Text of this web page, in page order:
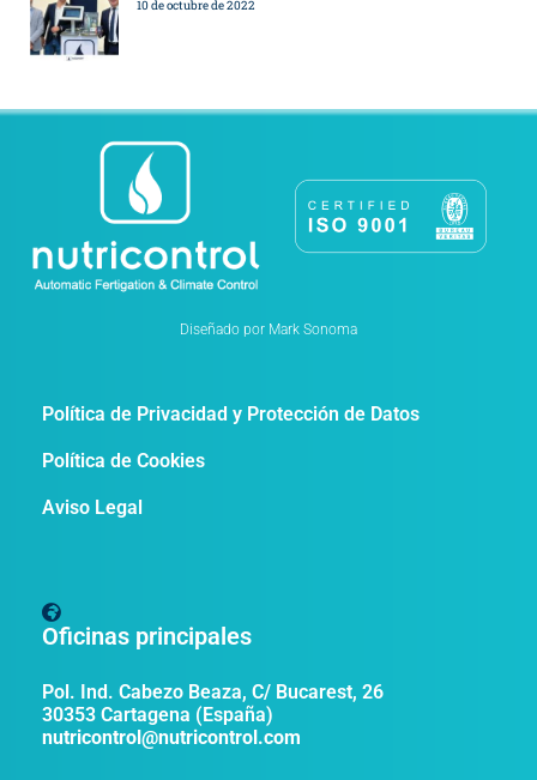
10 de octubre de 2022
Diseñado por Mark Sonoma
Política de Privacidad y Protección de Datos
Política de Cookies
Aviso Legal
Oficinas principales
Pol. Ind. Cabezo Beaza, C/ Bucarest, 26
30353 Cartagena (España)
nutricontrol@nutricontrol.com